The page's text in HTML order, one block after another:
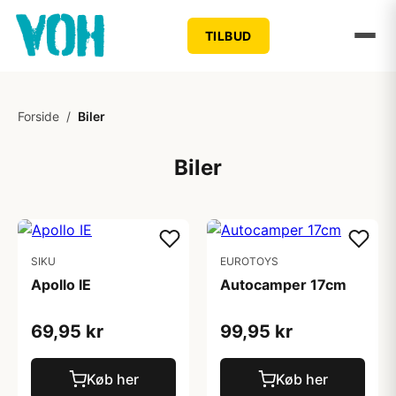
TILBUD
Forside / Biler
Biler
SIKU
Apollo IE
69,95 kr
Køb her
EUROTOYS
Autocamper 17cm
99,95 kr
Køb her